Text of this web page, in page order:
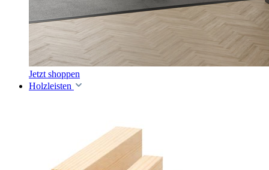
Jetzt shoppen
Holzleisten